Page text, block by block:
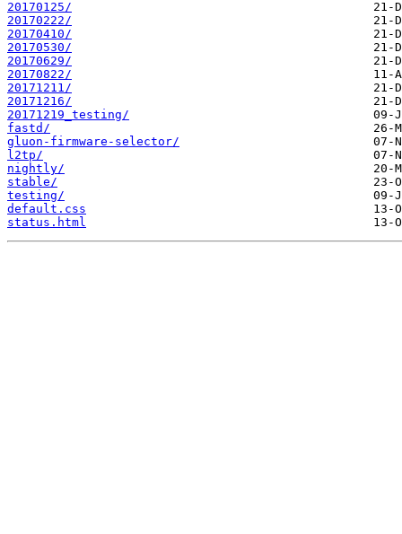
20170125/
20170222/
20170410/
20170530/
20170629/
20170822/
20171211/
20171216/
20171219_testing/
fastd/
gluon-firmware-selector/
l2tp/
nightly/
stable/
testing/
default.css
status.html